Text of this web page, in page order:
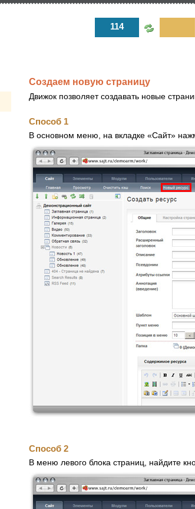
114
Создаем новую страницу
Движок позволяет создавать новые
Способ 1
В основном меню, на вкладке «Сайт»
Способ 2
В меню левого блока страниц, найдите